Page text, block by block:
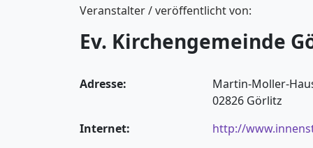
Veranstalter / veröffentlicht von:
Ev. Kirchengemeinde
Adresse:
Martin-Moller-
02826 Görlitz
Internet:
http://